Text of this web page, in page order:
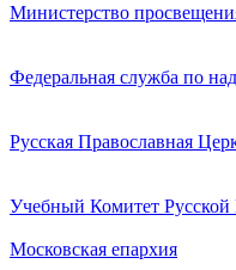
Министерство
Федеральная служба по
Русская Православная
Учебный Комитет
Московская епархия